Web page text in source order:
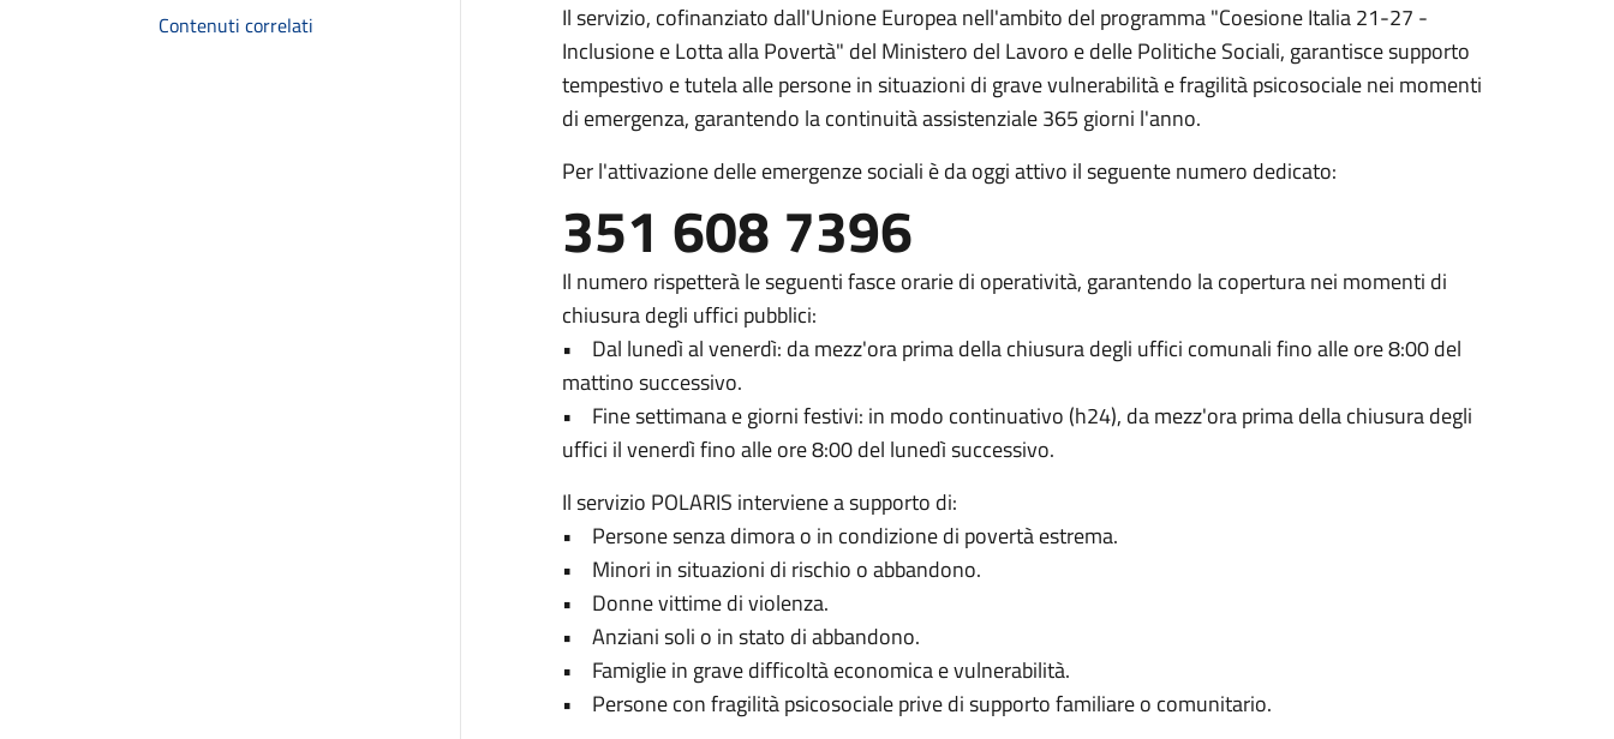
Contenuti correlati
Il servizio, cofinanziato dall'Unione Europea nell'ambito del programma "Coesione Italia 21-27 -
Inclusione e Lotta alla Povertà" del Ministero del Lavoro e delle Politiche Sociali, garantisce supporto
tempestivo e tutela alle persone in situazioni di grave vulnerabilità e fragilità psicosociale nei momenti
di emergenza, garantendo la continuità assistenziale 365 giorni l'anno.
Per l'attivazione delle emergenze sociali è da oggi attivo il seguente numero dedicato:
351 608 7396
Il numero rispetterà le seguenti fasce orarie di operatività, garantendo la copertura nei momenti di
chiusura degli uffici pubblici:
• Dal lunedì al venerdì: da mezz'ora prima della chiusura degli uffici comunali fino alle ore 8:00 del
mattino successivo.
• Fine settimana e giorni festivi: in modo continuativo (h24), da mezz'ora prima della chiusura degli
uffici il venerdì fino alle ore 8:00 del lunedì successivo.
Il servizio POLARIS interviene a supporto di:
• Persone senza dimora o in condizione di povertà estrema.
• Minori in situazioni di rischio o abbandono.
• Donne vittime di violenza.
• Anziani soli o in stato di abbandono.
• Famiglie in grave difficoltà economica e vulnerabilità.
• Persone con fragilità psicosociale prive di supporto familiare o comunitario.